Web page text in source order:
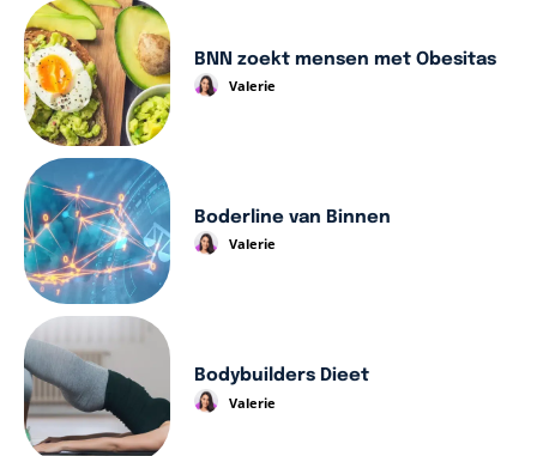
BNN zoekt mensen met Obesitas
Valerie
Boderline van Binnen
Valerie
Bodybuilders Dieet
Valerie